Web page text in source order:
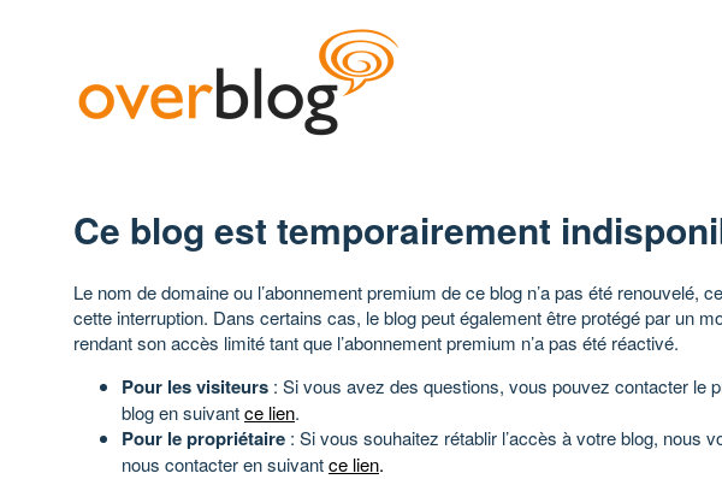
Ce blog est temporairement
Le nom de domaine ou l’abonnement premium de ce blog n’a pas été renouvelé,
cette interruption. Dans certains cas, le blog peut également être protégé par un
rendant son accès limité tant que l’abonnement premium n’a pas été réactivé.
Pour les visiteurs : Si vous avez des questions, vous pouvez contacter le
blog en suivantce lien.
Pour le propriétaire : Si vous souhaitez rétablir l’accès à votre blog, nous
nous contacter en suivantce lien.